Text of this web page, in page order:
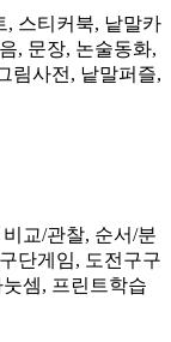
, 스티커북, 낱말카
, 문장, 논술동화,
림사전, 낱말퍼즐,
교/관찰, 순서/분
단게임, 도전구구
셈, 프린트학습